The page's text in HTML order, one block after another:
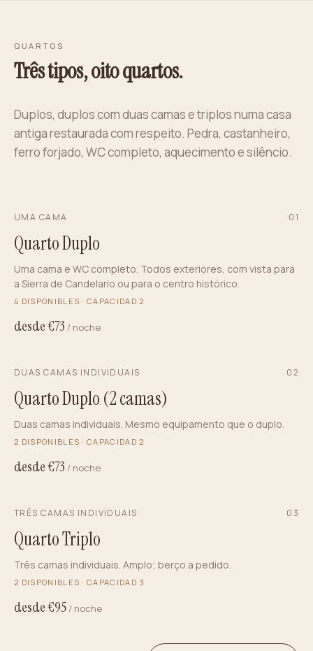
QUARTOS
Três tipos, oito quartos.
Duplos, duplos com duas camas e triplos numa casa
antiga restaurada com respeito. Pedra, castanheiro,
ferro forjado, WC completo, aquecimento e silêncio.
UMA CAMA 01
Quarto Duplo
Uma cama e WC completo. Todos exteriores, com vista para
a Sierra de Candelario ou para o centro histórico.
4 DISPONIBLES · CAPACIDAD2
desde €73 / noche
DUAS CAMAS INDIVIDUAIS 02
Quarto Duplo (2 camas)
Duas camas individuais. Mesmo equipamento que o duplo.
2 DISPONIBLES · CAPACIDAD2
desde €73 / noche
TRÊS CAMAS INDIVIDUAIS 03
Quarto Triplo
Três camas individuais. Amplo; berço a pedido.
2 DISPONIBLES · CAPACIDAD 3
desde €95 / noche